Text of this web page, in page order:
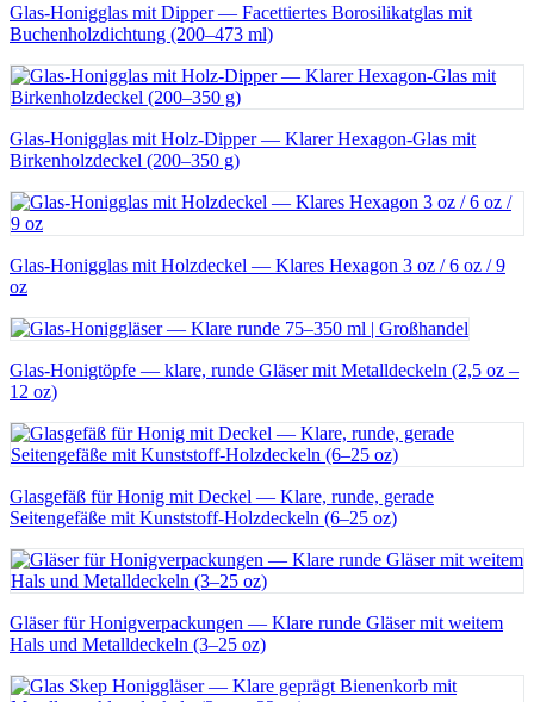
Glas-Honigglas mit Dipper — Facettiertes Borosilikatglas mit
Buchenholzdichtung (200–473 ml)
Glas-Honigglas mit Holz-Dipper — Klarer Hexagon-Glas mit
Birkenholzdeckel (200–350 g)
Glas-Honigglas mit Holzdeckel — Klares Hexagon 3 oz / 6 oz / 9
oz
Glas-Honigtöpfe — klare, runde Gläser mit Metalldeckeln (2,5 oz –
12 oz)
Glasgefäß für Honig mit Deckel — Klare, runde, gerade
Seitengefäße mit Kunststoff-Holzdeckeln (6–25 oz)
Gläser für Honigverpackungen — Klare runde Gläser mit weitem
Hals und Metalldeckeln (3–25 oz)